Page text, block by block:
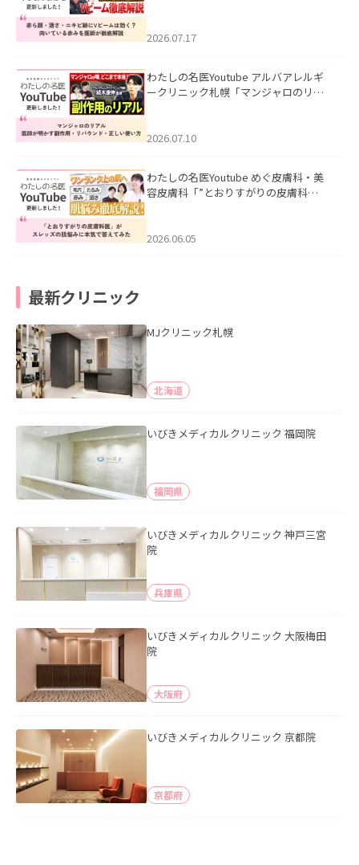
した。
2026.07.17
わたしの名医Youtube アルバアレルギ
ークリニック札幌「マンジャロのリア
た。
2026.07.10
わたしの名医Youtube めぐ皮膚科・美
容皮膚科「”とおりすがりの皮膚科
2026.06.05
最新クリニック
MJクリニック札幌
北海道
いびきメディカルクリニック 福岡院
福岡県
いびきメディカルクリニック 神戸三宮
院
兵庫県
いびきメディカルクリニック 大阪梅田
院
大阪府
いびきメディカルクリニック 京都院
京都府